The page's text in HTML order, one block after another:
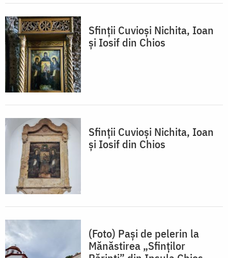
Sfinții Cuvioși Nichita, Ioan
și Iosif din Chios
Sfinții Cuvioși Nichita, Ioan
și Iosif din Chios
(Foto) Pași de pelerin la
Mănăstirea „Sfinților